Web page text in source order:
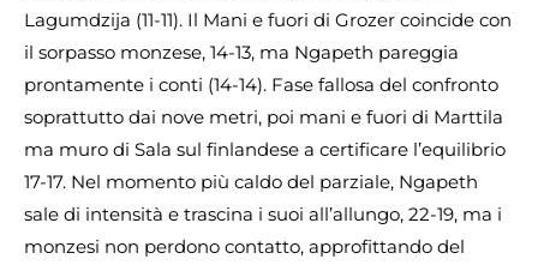
Lagumdzija (11-11). Il Mani e fuori di Grozer coincide con
il sorpasso monzese, 14-13, ma Ngapeth pareggia
prontamente i conti (14-14). Fase fallosa del confronto
soprattutto dai nove metri, poi mani e fuori di Marttila
ma muro di Sala sul finlandese a certificare l’equilibrio
17-17. Nel momento più caldo del parziale, Ngapeth
sale di intensità e trascina i suoi all’allungo, 22-19, ma i
monzesi non perdono contatto, approfittando del